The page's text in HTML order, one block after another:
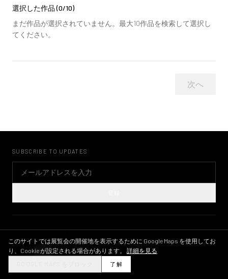
選択した作品(0/10)
まだ作品が選択されていません。最大10作品を検索して選択し
てください。
次へ
SUBSCRIBE TO UPDATES
©2026KWAME BRATHWAITE ARCHIVE
プライバシーポリシー利用規約画像ライセンスINSTAGRAM
THEME
このサイトでは展覧会の開催地を表示するために Google Maps を使用してお
り、Cookie が設定される場合があります。
詳細を見る
了解